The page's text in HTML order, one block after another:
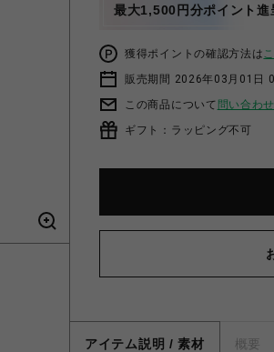
最大1,500円分ポイント進
獲得ポイントの確認方法は
販売期間 2026年03月01日
この商品について 問い合わ
ギフト：ラッピング不可
アイテム説明 / 素材 概要